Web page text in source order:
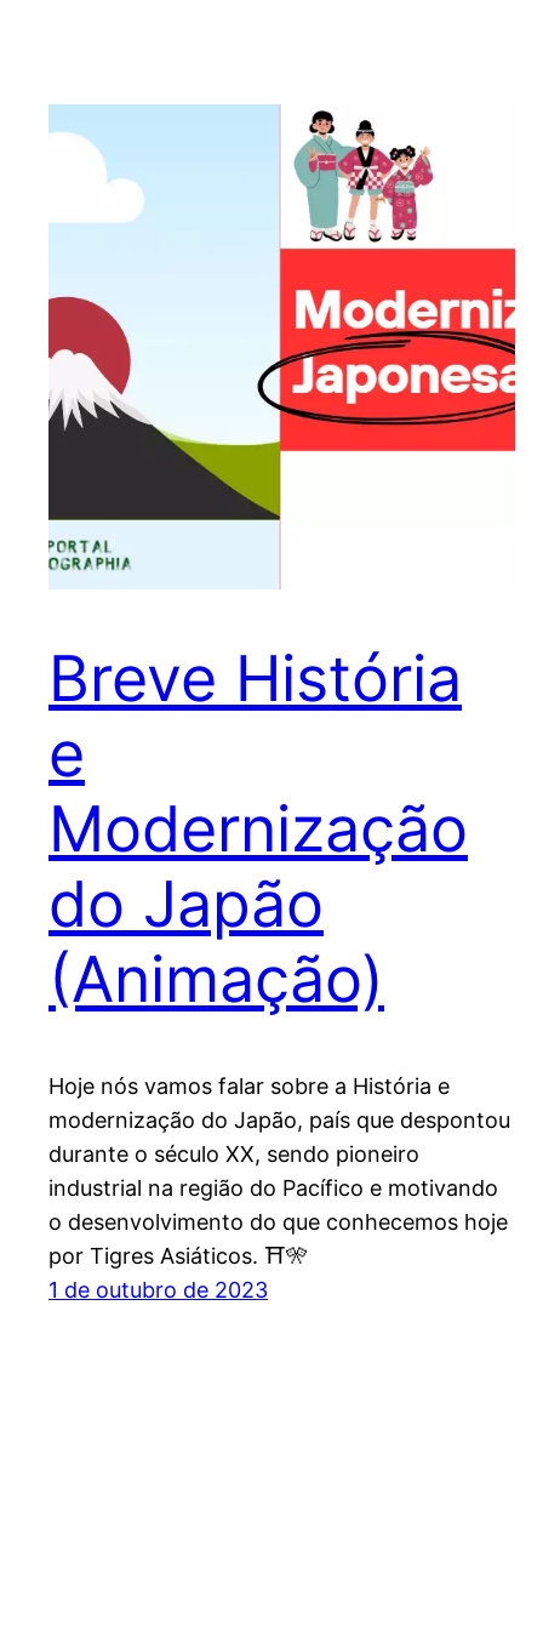
Breve História
e
Modernização
do Japão
(Animação)
Hoje nós vamos falar sobre a História e
modernização do Japão, país que despontou
durante o século XX, sendo pioneiro
industrial na região do Pacífico e motivando
o desenvolvimento do que conhecemos hoje
por Tigres Asiáticos. ⛩️🎌
1 de outubro de 2023